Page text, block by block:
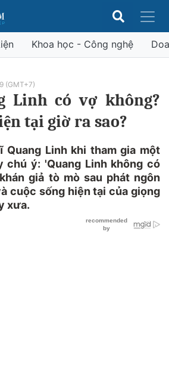
Khoa học - Công nghệ
(GMT+7)
Linh có vợ không?
tại giờ ra sao?
Quang Linh khi tham gia một
chú ý: 'Quang Linh không có
giả tò mò sau phát ngôn
cuộc sống hiện tại của giọng
xưa.